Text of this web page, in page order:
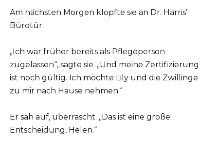
Am nächsten Morgen klopfte sie an Dr. Harris’
Bürotür.
„Ich war früher bereits als Pflegeperson
zugelassen“, sagte sie. „Und meine Zertifizierung
ist noch gültig. Ich möchte Lily und die Zwillinge
zu mir nach Hause nehmen.“
Er sah auf, überrascht. „Das ist eine große
Entscheidung, Helen.“